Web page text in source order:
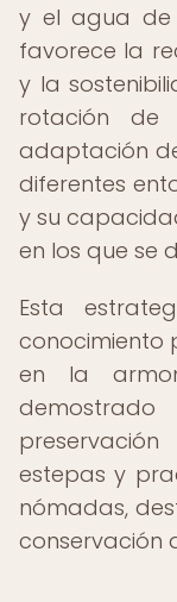
y el agua de
favorece la
y la
rotación de
adaptación
diferentes
y su
en los que se
Esta
conocimiento
en la
estepas y
nómadas,
conservación